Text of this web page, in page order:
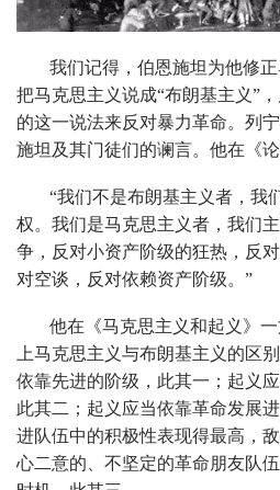
我们记得，伯恩施坦为他修
把马克思主义说成“布朗基主义”
的这一说法来反对暴力革命。列
施坦及其门徒们的谰言。他在《
“我们不是布朗基主义者，我
权。我们是马克思主义者，我们
争，反对小资产阶级的狂热，反
对空谈，反对依赖资产阶级。”
他在《马克思主义和起义》
上马克思主义与布朗基主义的区
依靠先进的阶级，此其一；起义
此其二；起义应当依靠革命发展
进队伍中的积极性表现得最高，
心二意的、不坚定的革命朋友队